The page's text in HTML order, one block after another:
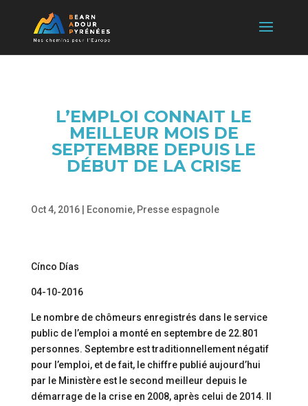
L’EMPLOI CONNAIT LE
MEILLEUR MOIS DE
SEPTEMBRE DEPUIS LE
DÉBUT DE LA CRISE
Oct 4, 2016| Economie, Presse espagnole
Cínco Días
04-10-2016
Le nombre de chômeurs enregistrés dans le service
public de l’emploi a monté en septembre de 22.801
personnes. Septembre est traditionnellement négatif
pour l’emploi, et de fait, le chiffre publié aujourd’hui
par le Ministère est le second meilleur depuis le
démarrage de la crise en 2008, après celui de 2014. Il